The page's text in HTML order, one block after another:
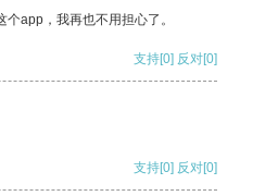
app，我再也不用担心了。
支持[0] 反对[0]
支持[0] 反对[0]